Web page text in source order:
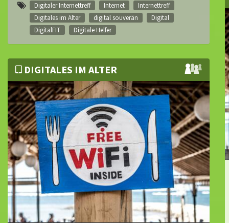
Digitaler Internettreff Internet
Internettreff
Digitales im Alter
digital souverän
Digital
DigitalFIT
Digitale Helfer
DIGITALES IM ALTER